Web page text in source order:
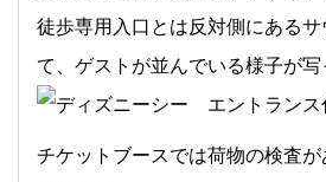
徒歩専用入口とは反対側にある
て、ゲストが並んでいる様子が写
チケットブースでは荷物の検査